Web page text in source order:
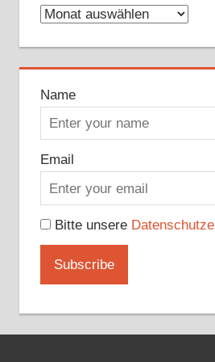
Archive
Name
Email
Bitte unsere